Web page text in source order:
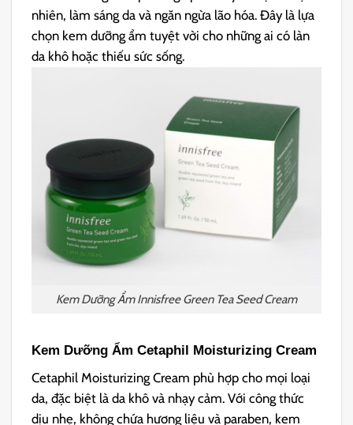
nhiên, làm sáng da và ngăn ngừa lão hóa. Đây là lựa
chọn kem dưỡng ẩm tuyệt vời cho những ai có làn
da khô hoặc thiếu sức sống.
Kem Dưỡng Ẩm Innisfree Green Tea Seed Cream
Kem Dưỡng Ẩm Cetaphil Moisturizing Cream
Cetaphil Moisturizing Cream phù hợp cho mọi loại
da, đặc biệt là da khô và nhạy cảm. Với công thức
dịu nhẹ, không chứa hương liệu và paraben, kem